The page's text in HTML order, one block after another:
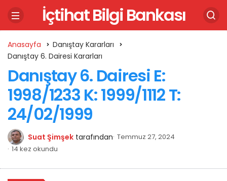
İçtihat Bilgi Bankası
Anasayfa
Danıştay Kararları
Danıştay 6. Dairesi Kararları
Danıştay 6. Dairesi E:
1998/1233 K: 1999/1112 T:
24/02/1999
Suat Şimşek tarafından Temmuz 27, 2024
14 kez okundu